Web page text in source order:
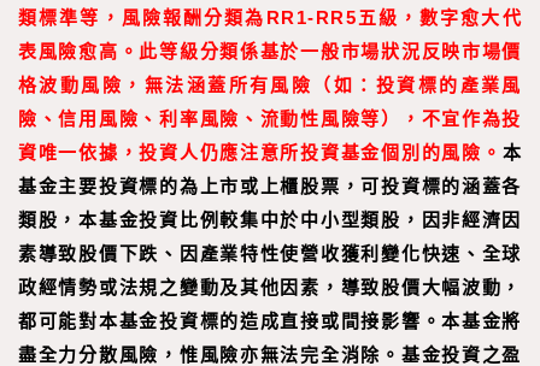
類標準等，風險報酬分類為RR1-RR5五級，數字愈大代
表風險愈高。此等級分類係基於一般市場狀況反映市場價
格波動風險，無法涵蓋所有風險（如：投資標的產業風
險、信用風險、利率風險、流動性風險等），不宜作為投
資唯一依據，投資人仍應注意所投資基金個別的風險。 本
基金主要投資標的為上市或上櫃股票，可投資標的涵蓋各
類股，本基金投資比例較集中於中小型類股，因非經濟因
素導致股價下跌、因產業特性使營收獲利變化快速、全球
政經情勢或法規之變動及其他因素，導致股價大幅波動，
都可能對本基金投資標的造成直接或間接影響。本基金將
盡全力分散風險，惟風險亦無法完全消除。基金投資之盈